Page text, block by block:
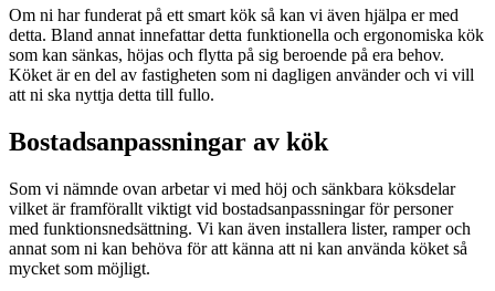
Om ni har funderat på ett smart kök så kan vi även hjälpa er med
detta. Bland annat innefattar detta funktionella och ergonomiska kök
som kan sänkas, höjas och flytta på sig beroende på era behov.
Köket är en del av fastigheten som ni dagligen använder och vi vill
att ni ska nyttja detta till fullo.
Bostadsanpassningar av kök
Som vi nämnde ovan arbetar vi med höj och sänkbara köksdelar
vilket är framförallt viktigt vid bostadsanpassningar för personer
med funktionsnedsättning. Vi kan även installera lister, ramper och
annat som ni kan behöva för att känna att ni kan använda köket så
mycket som möjligt.